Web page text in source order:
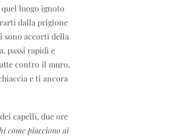
luogo ignoto
dalla prigione
sono accorti della
passi rapidi e
contro il muro,
e ti ancora
capelli, due ore
come piacciono ai